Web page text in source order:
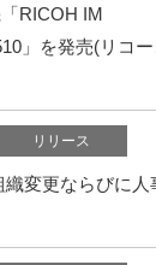
RICOH IM
」を発売(リコ
リリース
織変更ならびに人